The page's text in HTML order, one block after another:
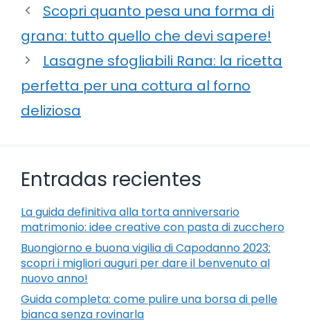
Scopri quanto pesa una forma di
grana: tutto quello che devi sapere!
Lasagne sfogliabili Rana: la ricetta
perfetta per una cottura al forno
deliziosa
Entradas recientes
La guida definitiva alla torta anniversario
matrimonio: idee creative con pasta di zucchero
Buongiorno e buona vigilia di Capodanno 2023:
scopri i migliori auguri per dare il benvenuto al
nuovo anno!
Guida completa: come pulire una borsa di pelle
bianca senza rovinarla